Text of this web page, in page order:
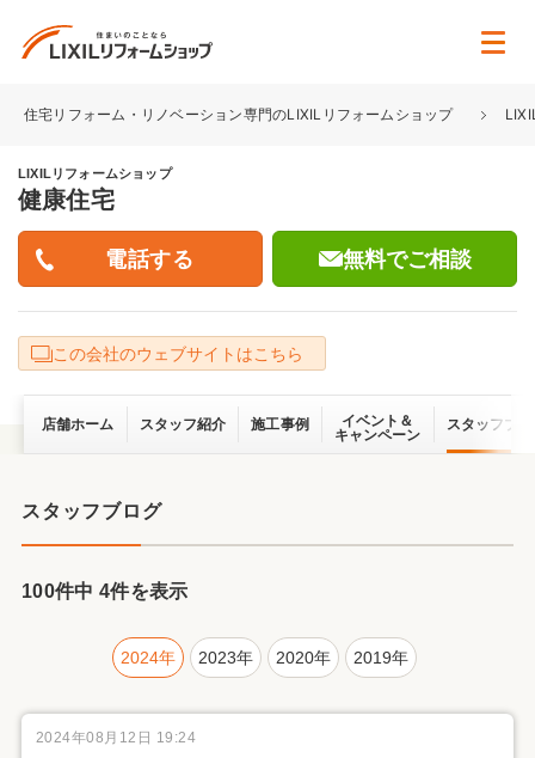
住宅リフォーム・リノベーション専門のLIXILリフォームショップ
LIXILリフォームショップ
健康住宅
無料でご相談
この会社のウェブサイトはこちら
店舗ホーム スタッフ紹介 施工事例
イベント＆
キャンペーン
スタッフブ
スタッフブログ
100件中 4件を表示
2024年 2023年 2020年 2019年
2024年08月12日 19:24